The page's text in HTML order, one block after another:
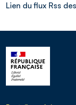
Lien du flux Rss